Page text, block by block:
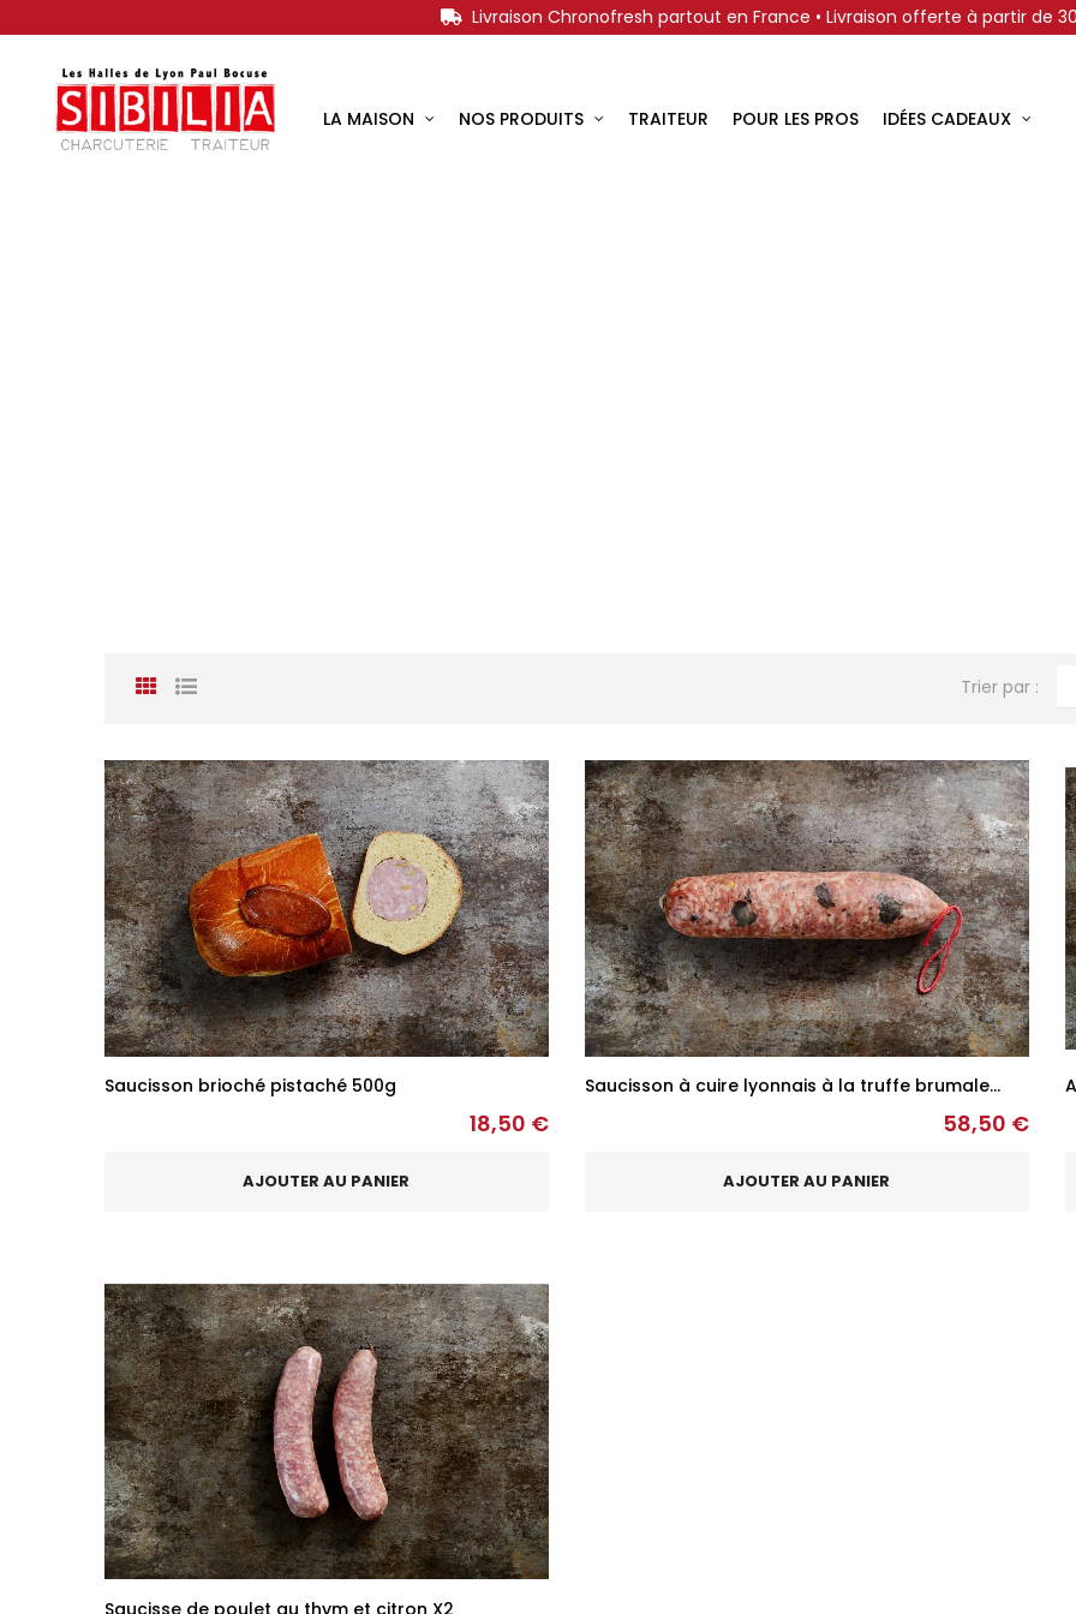
Livraison Chronofresh partout en France • Livraison offerte à partir de
LA MAISON NOS PRODUITS TRAITEUR POUR LES PROS IDÉES CADEAUX
Trier par :
Saucisson brioché pistaché 500g
18,50 €
AJOUTER AU PANIER
Saucisson à cuire lyonnais à la truffe brumale...
58,50 €
AJOUTER AU PANIER
Saucisse de poulet au thym et citron X2